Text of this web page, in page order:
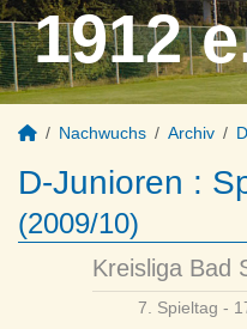
1912
Nachwuchs Archiv
D-Junioren :
(2009/10)
Kreisliga Bad
7. Spieltag -